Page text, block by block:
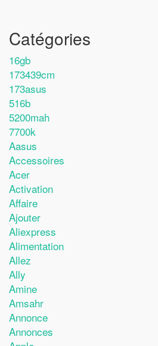
Catégories
16gb
173439cm
173asus
516b
5200mah
7700k
Aasus
Accessoires
Acer
Activation
Affaire
Ajouter
Aliexpress
Alimentation
Allez
Ally
Amine
Amsahr
Annonce
Annonces